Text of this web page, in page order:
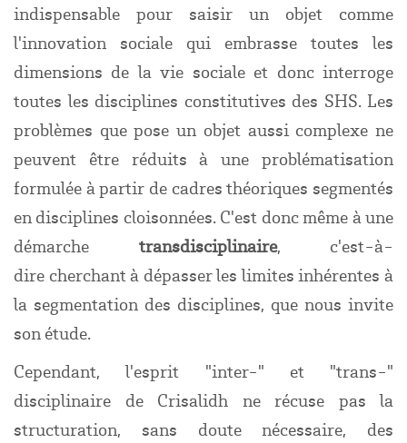
indispensable pour saisir un objet comme
l'innovation sociale qui embrasse toutes les
dimensions de la vie sociale et donc interroge
toutes les disciplines constitutives des SHS. Les
problèmes que pose un objet aussi complexe ne
peuvent être réduits à une problématisation
formulée à partir de cadres théoriques segmentés
en disciplines cloisonnées. C'est donc même à une
démarche transdisciplinaire, c'est-à-
dire cherchant à dépasser les limites inhérentes à
la segmentation des disciplines, que nous invite
son étude.
Cependant, l'esprit "inter-" et "trans-"
disciplinaire de Crisalidh ne récuse pas la
structuration, sans doute nécessaire, des